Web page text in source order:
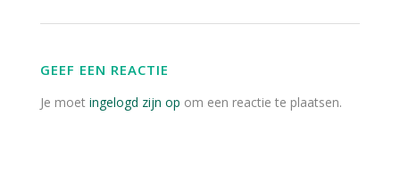
GEEF EEN REACTIE
Je moet ingelogd zijn op om een reactie te plaatsen.